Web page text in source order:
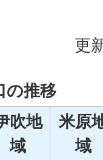
更
の推移
吹地
域
米原
域